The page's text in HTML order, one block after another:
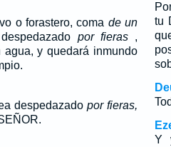
o forastero, coma de un
por fieras,
y quedará inmundo
despedazado por fieras,
tu
Y